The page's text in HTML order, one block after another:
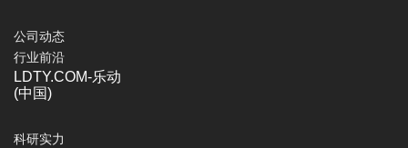
公司动态
行业前沿
LDTY.COM-乐动
(中国)
科研实力